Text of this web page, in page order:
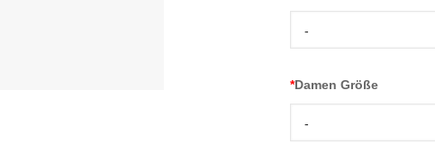
-
*Damen Größe
-